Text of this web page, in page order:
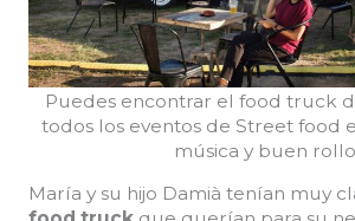
Puedes encontrar el food truck
todos los eventos de Street food
música y buen rollo
María y su hijo Damià tenían muy